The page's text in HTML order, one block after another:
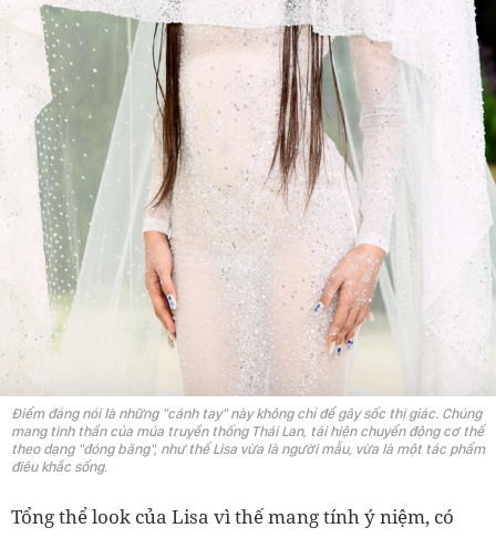
Điểm đáng nói là những "cánh tay" này không chỉ để gây sốc thị giác. Chúng
mang tinh thần của múa truyền thống Thái Lan, tái hiện chuyển động cơ thể
theo dạng "đóng băng", như thể Lisa vừa là người mẫu, vừa là một tác phẩm
điêu khắc sống.
Tổng thể look của Lisa vì thế mang tính ý niệm, có